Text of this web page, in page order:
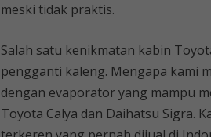
meski tidak praktis.
Salah satu kenikmatan kabin
pengganti kaleng. Mengapa kami
dengan evaporator yang mampu
Toyota Calya dan Daihatsu Sigra.